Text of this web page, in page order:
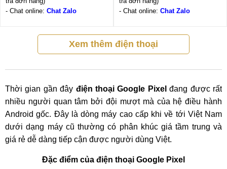
- Chat online: Chat Zalo
- Chat online: Chat Zalo
Xem thêm điện thoại
Thời gian gần đây điện thoại Google Pixel đang được rất
nhiều người quan tâm bởi đội mượt mà của hệ điều hành
Android gốc. Đây là dòng máy cao cấp khi về tới Việt Nam
dưới dạng máy cũ thường có phân khúc giá tầm trung và
giá rẻ dễ dàng tiếp cận được người dùng Việt.
Đặc điểm của điện thoại Google Pixel